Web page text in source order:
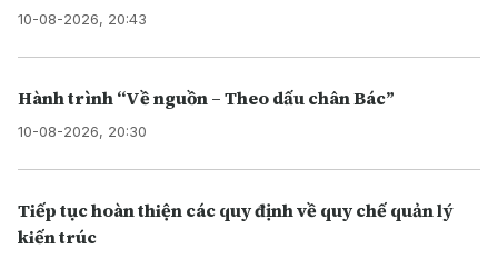
10-08-2026, 20:43
Hành trình “Về nguồn – Theo dấu chân Bác”
10-08-2026, 20:30
Tiếp tục hoàn thiện các quy định về quy chế quản lý
kiến trúc